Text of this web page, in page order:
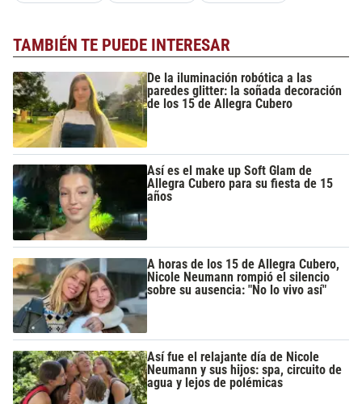
TAMBIÉN TE PUEDE INTERESAR
De la iluminación robótica a las
paredes glitter: la soñada decoración
de los 15 de Allegra Cubero
Así es el make up Soft Glam de
Allegra Cubero para su fiesta de 15
años
A horas de los 15 de Allegra Cubero,
Nicole Neumann rompió el silencio
sobre su ausencia: "No lo vivo así"
Así fue el relajante día de Nicole
Neumann y sus hijos: spa, circuito de
agua y lejos de polémicas